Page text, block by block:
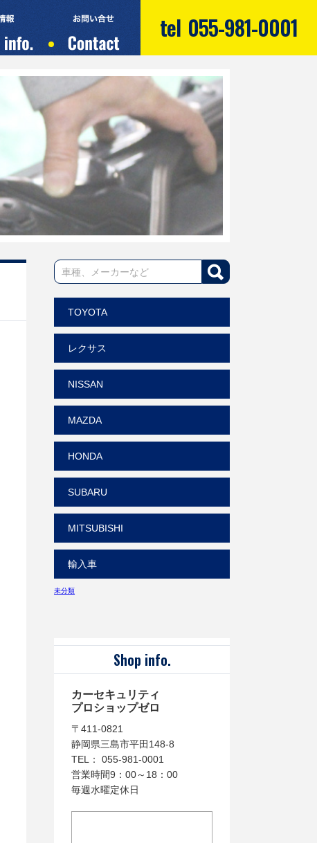
tel 055-981-0001
TOYOTA
レクサス
NISSAN
MAZDA
HONDA
SUBARU
MITSUBISHI
輸入車
未分類
Shop info.
カーセキュリティ
プロショップゼロ
〒411-0821
静岡県三島市平田148-8
TEL： 055-981-0001
営業時間9：00～18：00
毎週水曜定休日